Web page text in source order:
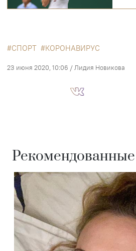
СПОРТ КОРОНАВИРУС
23 июня 2020, 10:06 / Лидия Новикова